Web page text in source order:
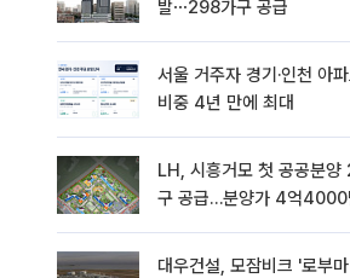
발⋯298가구 공급
서울 거주자 경기·인천 아
비중 4년 만에 최대
LH, 시흥거모 첫 공공분
구 공급…분양가 4억4000
대우건설, 모잠비크 '로부